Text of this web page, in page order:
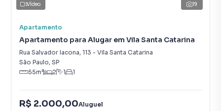
19
Vídeo
Apartamento
Apartamento para Alugar em Vila Santa Catarina
Rua Salvador Iacona, 113 - Vila Santa Catarina
São Paulo, SP
55m² 2 1 1
R$ 2.000,00Aluguel